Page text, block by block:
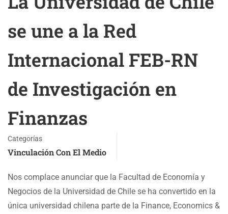
se une a la Red
Internacional FEB-RN
de Investigación en
Finanzas
Categorías
Vinculación Con El Medio
Nos complace anunciar que la Facultad de Economía y
Negocios de la Universidad de Chile se ha convertido en la
única universidad chilena parte de la Finance, Economics &